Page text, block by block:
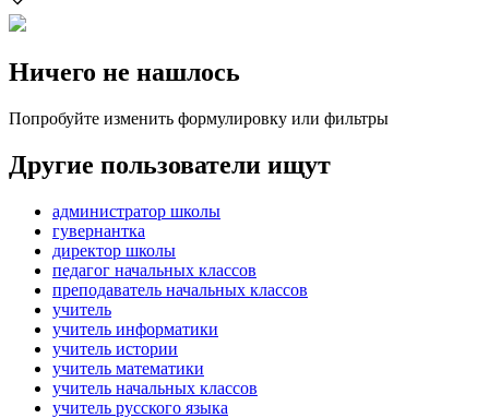
Ничего не нашлось
Попробуйте изменить формулировку или фильтры
Другие пользователи ищут
администратор школы
гувернантка
директор школы
педагог начальных классов
преподаватель начальных классов
учитель
учитель информатики
учитель истории
учитель математики
учитель начальных классов
учитель русского языка